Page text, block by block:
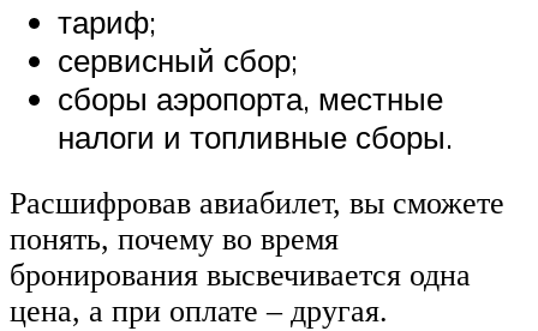
тариф;
сервисный сбор;
сборы аэропорта, местные
налоги и топливные сборы.
Расшифровав авиабилет, вы сможете
понять, почему во время
бронирования высвечивается одна
цена, а при оплате – другая.